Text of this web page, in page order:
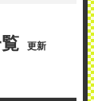
更新